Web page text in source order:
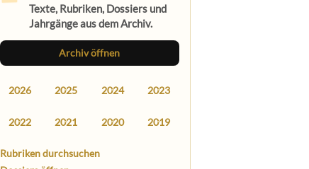
Texte, Rubriken, Dossiers und
Jahrgänge aus dem Archiv.
Archiv öffnen
2026 2025 2024 2023
2022 2021 2020 2019
Rubriken durchsuchen